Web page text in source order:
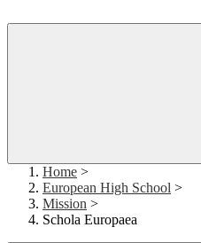
Home >
European High School >
Mission >
Schola Europaea